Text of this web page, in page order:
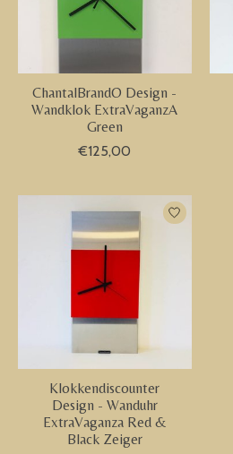
ChantalBrandO Design -
Wandklok ExtraVaganzA
Green
€125,00
Klokkendiscounter
Design - Wanduhr
ExtraVaganza Red &
Black Zeiger